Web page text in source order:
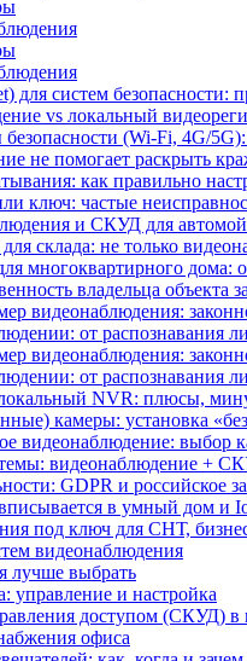
для систем безопасности:
vs локальный
(Wi-Fi, 4G/
не помогает раскрыть
как правильно
ключ: частые
и СКУД для
склада: не только
многоквартирного дома:
владельца объекта
видеонаблюдения:
от распознавания
видеонаблюдения:
от распознавания
NVR: плюсы,
камеры: установка
видеонаблюдение: выбор
видеонаблюдение +
GDPR и российское
в умный дом и
под ключ для СНТ,
видеонаблюдения
лучше выбрать
управление и настройка
доступом (СКУД) в
офиса